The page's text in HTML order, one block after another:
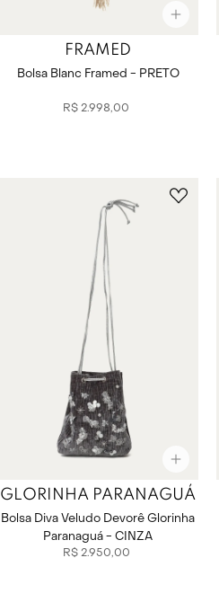
FRAMED
Bolsa Blanc Framed - PRETO
R$ 2.998,00
GLORINHA PARANAGUÁ
Bolsa Diva Veludo Devorê Glorinha
Paranaguá - CINZA
R$ 2.950,00